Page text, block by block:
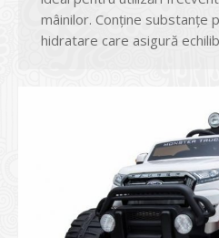
mâinilor. Conține substanțe
hidratare care asigură